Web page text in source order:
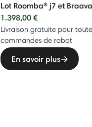
Lot Roomba® j7 et
1.398,00 €
Livraison gratuite pour
commandes de robot
En savoir plus